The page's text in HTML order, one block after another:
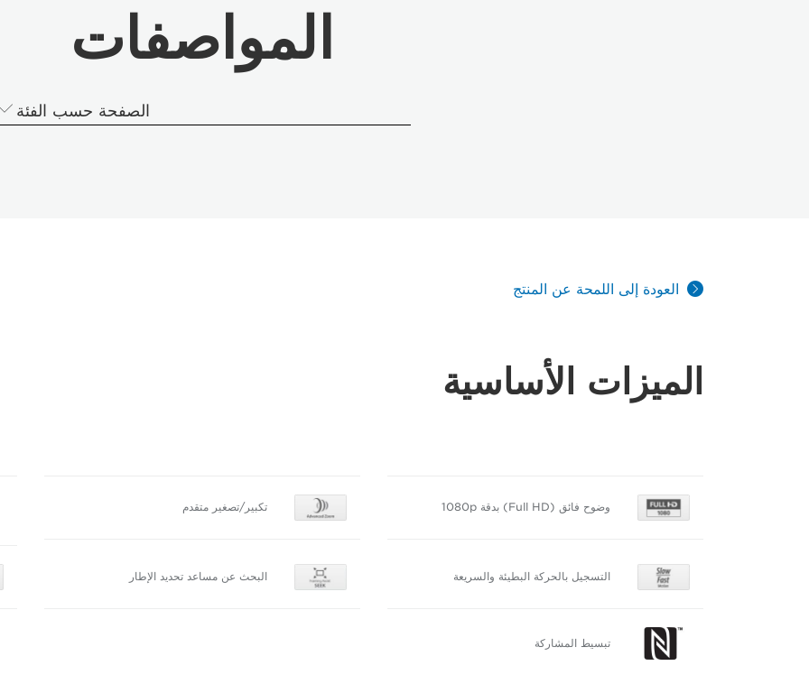
المواصفات
الصفحة حسب الفئة
العودة إلى اللمحة عن المنتج
الميزات الأساسية
وضوح فائق (Full HD) بدقة 1080p تكبير/تصغير متقدم
التسجيل بالحركة البطيئة والسريعة البحث عن مساعد تحديد الإطار
تبسيط المشاركة